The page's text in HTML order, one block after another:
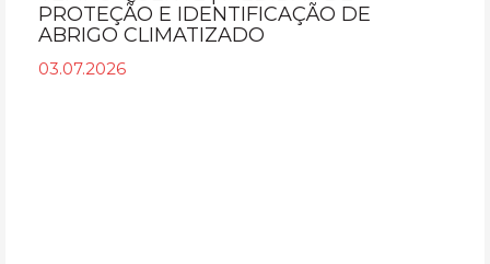
PROTEÇÃO E IDENTIFICAÇÃO DE
ABRIGO CLIMATIZADO
03.07.2026